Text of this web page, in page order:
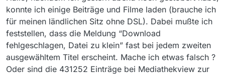
konnte ich einige Beiträge und Filme laden (brauche ich
für meinen ländlichen Sitz ohne DSL). Dabei mußte ich
feststellen, dass die Meldung “Download
fehlgeschlagen, Datei zu klein” fast bei jedem zweiten
ausgewähltem Titel erscheint. Mache ich etwas falsch ?
Oder sind die 431252 Einträge bei Mediathekview zur